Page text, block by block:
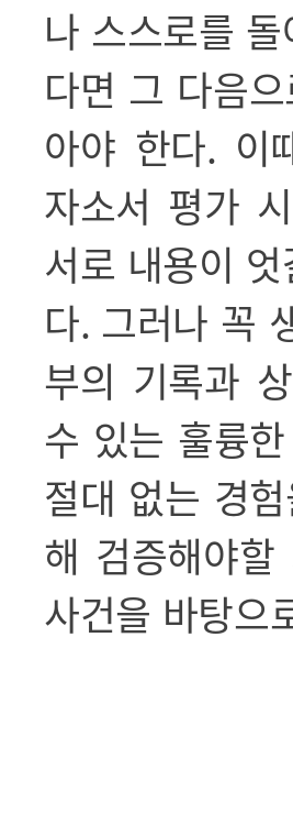
나 스스로를
다면 그 다음
아야 한다. 이
자소서 평가 시
서로 내용이
다. 그러나 꼭
부의 기록과
수 있는 훌륭
절대 없는 경
해 검증해야
사건을 바탕으